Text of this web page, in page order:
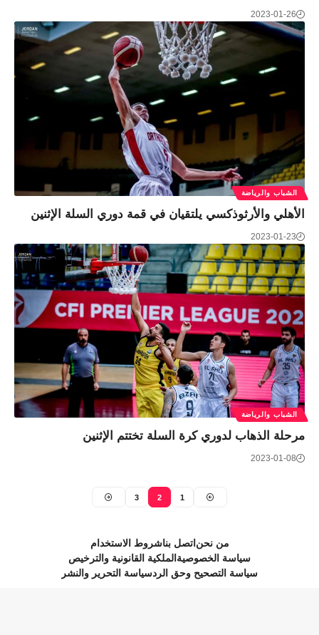
2023-01-26
الشباب والرياضة
الأهلي والأرثوذكسي يلتقيان في قمة دوري السلة الإثنين
2023-01-23
الشباب والرياضة
مرحلة الذهاب لدوري كرة السلة تختتم الإثنين
2023-01-08
1
2
3
من نحن اتصل بناشروط الاستخدام
سياسة الخصوصية الملكية القانونية والترخيص
سياسة التصحيح وحق الردسياسة التحرير والنشر